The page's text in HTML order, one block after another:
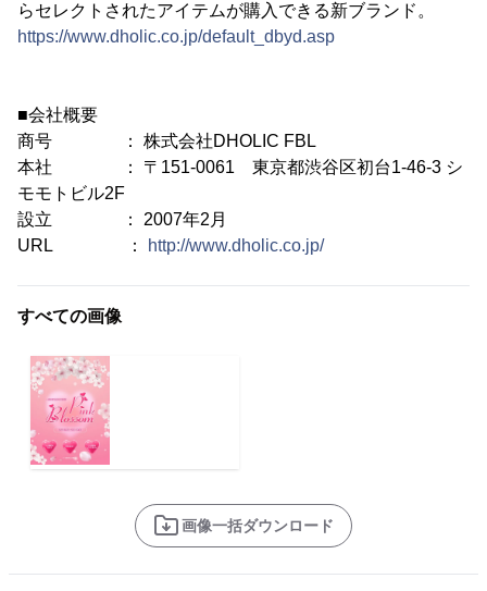
らセレクトされたアイテムが購入できる新ブランド。
https://www.dholic.co.jp/default_dbyd.asp
■会社概要
商号 ： 株式会社DHOLIC FBL
本社 ： 〒151-0061 東京都渋谷区初台1-46-3 シ
モモトビル2F
設立 ： 2007年2月
URL ：
http://www.dholic.co.jp/
すべての画像
画像一括ダウンロード